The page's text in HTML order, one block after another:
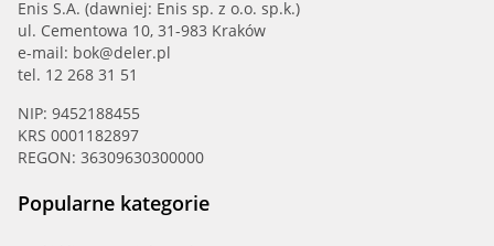
Enis S.A. (dawniej: Enis sp. z o.o. sp.k.)
ul. Cementowa 10, 31-983 Kraków
e-mail: bok@deler.pl
tel. 12 268 31 51
NIP: 9452188455
KRS 0001182897
REGON: 36309630300000
Popularne kategorie